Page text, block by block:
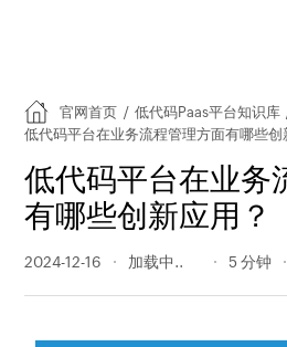
官网首页 / 低代码Paas平台知识库
低代码平台在业务流程管理方面有哪些创
低代码平台在业务
有哪些创新应用？
2024-12-16 213 阅读量 5 分钟